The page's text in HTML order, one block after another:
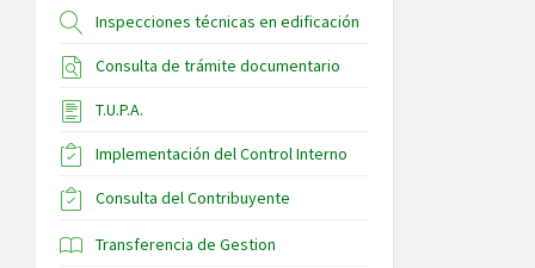
Inspecciones técnicas en edificación
Consulta de trámite documentario
T.U.P.A.
Implementación del Control Interno
Consulta del Contribuyente
Transferencia de Gestion